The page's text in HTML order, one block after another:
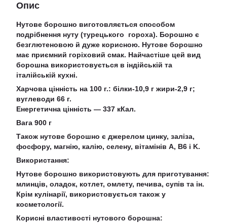
Опис
Нутове борошно виготовляється способом
подрібнення нуту (турецького гороха). Борошно є
безглютеновою й дуже корисною. Нутове борошно
має приємний горіховий смак. Найчастіше цей вид
борошна використовується в індійській та
італійській кухні.
Харчова цінність на 100 г.: білки-10,9 г жири-2,9 г;
вуглеводи 66 г.
Енергетична цінність — 337 кКал.
Вага 900 г
Також нутове борошно є джерелом цинку, заліза,
фосфору, магнію, калію, селену, вітамінів A, B6 і K.
Використання:
Нутове борошно використовують для приготування:
млинців, оладок, котлет, омлету, печива, супів та ін.
Крім кулінарії, використовується також у
косметології.
Корисні властивості нутового борошна: